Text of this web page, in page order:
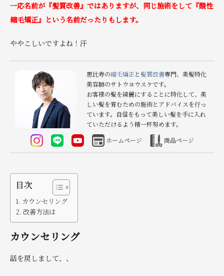
一応名前が『髪質改善』ではありますが、同じ施術をして『酸性
縮毛矯正』という名前だったりもします。
ややこしいですよね！汗
恵比寿の縮毛矯正と髪質改善専門、美髪特化
美容師のサトウヨウスケです。
お客様の髪を綺麗にすることに特化して、美
しい髪を育むための施術とアドバイスを行っ
ています。自信をもって美しい髪を手に入れ
ていただけるよう精一杯努めます。
ホームページ
商品ページ
目次
カウンセリング
改善方法は
カウンセリング
話を戻しまして、、